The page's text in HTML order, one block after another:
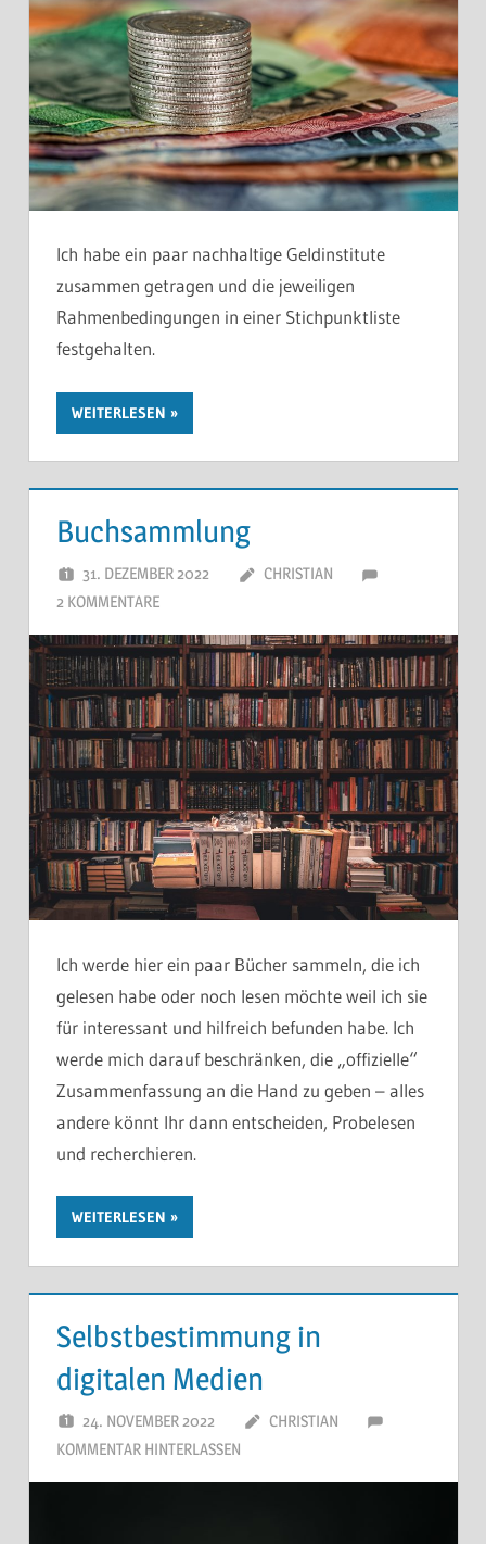
Ich habe ein paar nachhaltige Geldinstitute
zusammen getragen und die jeweiligen
Rahmenbedingungen in einer Stichpunktliste
festgehalten.
WEITERLESEN
Buchsammlung
31. DEZEMBER 2022
CHRISTIAN
2 KOMMENTARE
Ich werde hier ein paar Bücher sammeln, die ich
gelesen habe oder noch lesen möchte weil ich sie
für interessant und hilfreich befunden habe. Ich
werde mich darauf beschränken, die „offizielle“
Zusammenfassung an die Hand zu geben – alles
andere könnt Ihr dann entscheiden, Probelesen
und recherchieren.
WEITERLESEN
Selbstbestimmung in
digitalen Medien
24. NOVEMBER 2022
CHRISTIAN
KOMMENTAR HINTERLASSEN